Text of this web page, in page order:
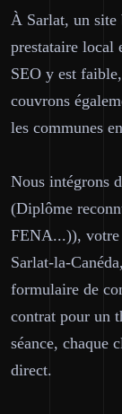
À Sarlat, un site
prestataire local
SEO y est
couvrons
les communes
Nous intégrons
(Diplôme
FENA...)), votre
Sarlat-la-
formulaire de
contrat pour un
séance, chaque
direct.